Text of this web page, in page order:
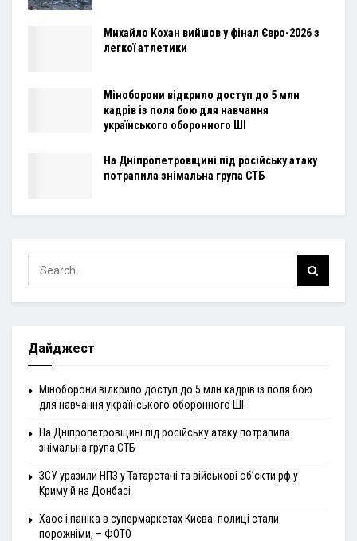
Михайло Кохан вийшов у фінал Євро-2026 з
легкої атлетики
Міноборони відкрило доступ до 5 млн
кадрів із поля бою для навчання
українського оборонного ШІ
На Дніпропетровщині під російську атаку
потрапила знімальна група СТБ
Дайджест
Міноборони відкрило доступ до 5 млн кадрів із поля бою
для навчання українського оборонного ШІ
На Дніпропетровщині під російську атаку потрапила
знімальна група СТБ
ЗСУ уразили НПЗ у Татарстані та військові об’єкти рф у
Криму й на Донбасі
Хаос і паніка в супермаркетах Києва: полиці стали
порожніми, – ФОТО